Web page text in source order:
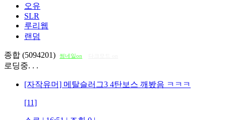
오유
SLR
루리웹
랜덤
종합 (5094201) 썸네일on
로딩중. . .
[자작유머] 메탈슬러그3 4탄보스 깨봤음 ㅋㅋㅋ
[11]